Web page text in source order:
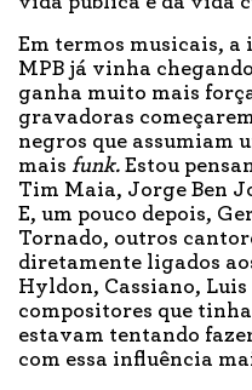
Em termos musicais, a
MPB já vinha
ganha muito mais
gravadoras
negros que assumiam
mais funk. Estou
Tim Maia, Jorge Ben
E, um pouco depois,
Tornado, outros
diretamente ligados
Hyldon, Cassiano,
compositores que
estavam tentando
com essa influência